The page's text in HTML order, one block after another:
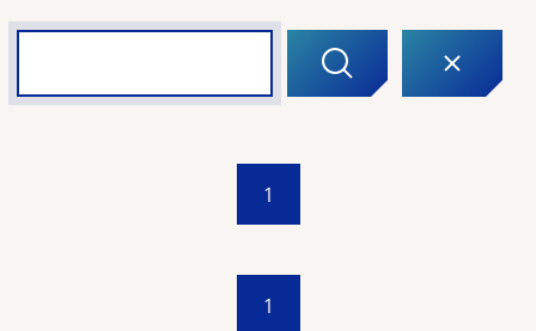
1
1